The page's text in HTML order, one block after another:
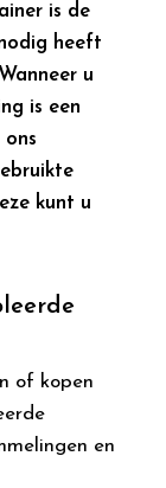
is de
heeft
u
is een
kunt u
of kopen
en